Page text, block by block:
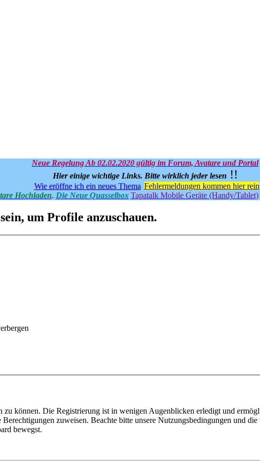
Neue Regelung Ab 02.02.2020 gültig im Forum, Avatare und Portal
Hier einige wichtige Links. Bitte wirklich jeder lesen !!
Wie eröffne ich ein neues Thema Fehlermeldungen kommen hier rein
Hochladen. Die Neue Quasselbox Tapatalk Mobile Geräte (Handy/Tablet)
um Profile anzuschauen.
zu können. Die Registrierung ist in wenigen Augenblicken erledigt und
zuweisen. Beachte bitte unsere Nutzungsbedingungen und
bewegst.